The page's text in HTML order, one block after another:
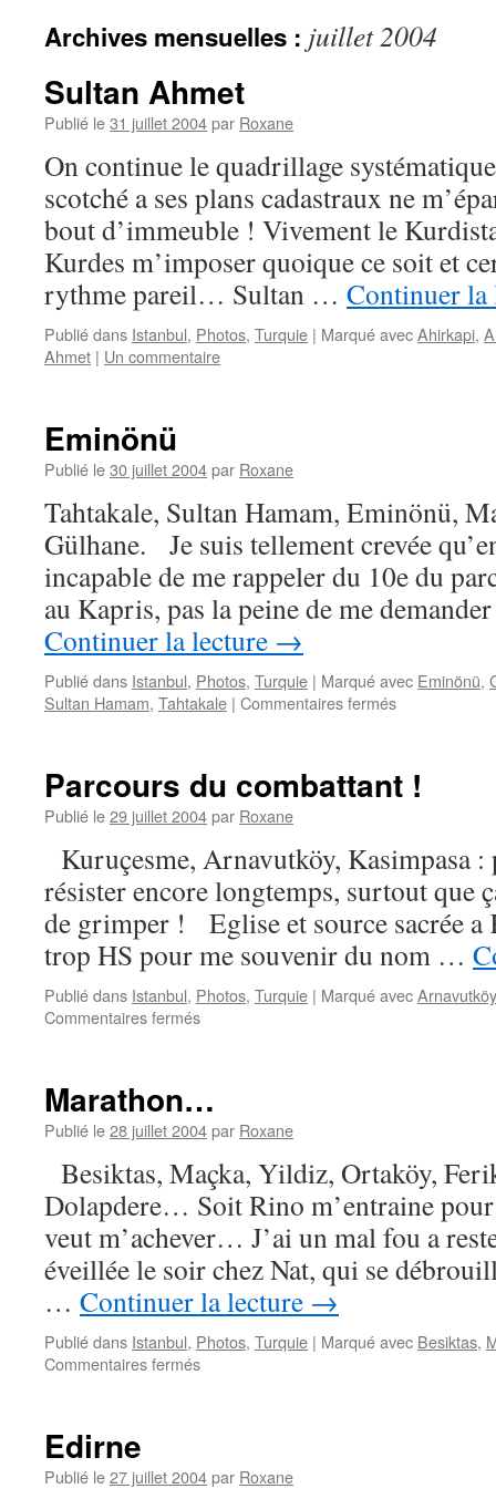
Archives mensuelles : juillet 2004
Sultan Ahmet
Publié le31 juillet 2004par Roxane
On continue le quadrillage
scotché a ses plans cadastraux ne
bout d’immeuble ! Vivement le
Kurdes m’imposer quoique ce soit et
rythme pareil… Sultan … Continuer
Publié dans Istanbul, Photos, Turquie | Marqué avecAhirkapi,
Ahmet | Un commentaire
Eminönü
Publié le30 juillet 2004par Roxane
Tahtakale, Sultan Hamam, Eminönü,
Gülhane. Je suis tellement crevée
incapable de me rappeler du 10e du
au Kapris, pas la peine de me
Continuer la lecture →
Publié dans Istanbul, Photos, Turquie | Marqué avec Eminönü,
Sultan Hamam, Tahtakale | Commentaires ferméssur
Parcours du combattant !
Publié le29 juillet 2004par Roxane
Kuruçesme, Arnavutköy, Kasimpasa :
résister encore longtemps, surtout que
de grimper ! Eglise et source sacrée a
trop HS pour me souvenir du nom …
Publié dans Istanbul, Photos, Turquie | Marqué avecArnavutköy
Commentaires ferméssur
!
Marathon…
Publié le28 juillet 2004par Roxane
Besiktas, Maçka, Yildiz, Ortaköy,
Dolapdere… Soit Rino m’entraine
veut m’achever… J’ai un mal fou a
éveillée le soir chez Nat, qui se
… Continuer la lecture →
Publié dans Istanbul, Photos, Turquie | Marqué avec Besiktas,
Commentaires ferméssur
Edirne
Publié le27 juillet 2004par Roxane